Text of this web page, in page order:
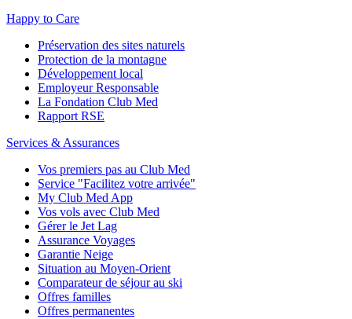
Happy to Care
Préservation des sites naturels
Protection de la montagne
Développement local
Employeur Responsable
La Fondation Club Med
Rapport RSE
Services & Assurances
Vos premiers pas au Club Med
Service "Facilitez votre arrivée"
My Club Med App
Vos vols avec Club Med
Gérer le Jet Lag
Assurance Voyages
Garantie Neige
Situation au Moyen-Orient
Comparateur de séjour au ski
Offres familles
Offres permanentes